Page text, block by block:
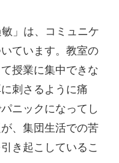
」は、コミュニケ
ています。教室の
授業に集中できな
刺さるように痛
ニックになってし
、集団生活での苦
き起こしているこ